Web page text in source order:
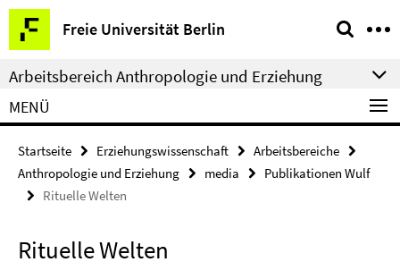
Springe
direkt
zu
Inhalt
Freie Universität Berlin
Service-
Navigation
Arbeitsbereich Anthropologie und Erziehung
MENÜ
Startseite Erziehungswissenschaft
Arbeitsbereiche
Anthropologie und Erziehung
media
Publikationen Wulf
Rituelle Welten
Rituelle Welten